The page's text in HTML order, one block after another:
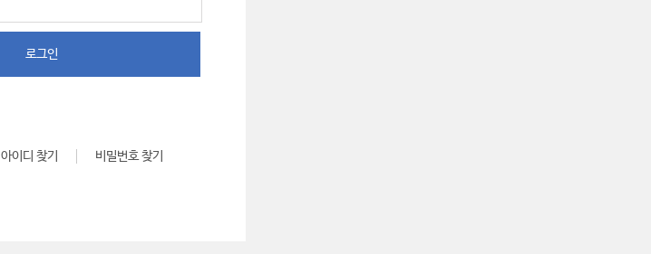
로그인
아이디 찾기 비밀번호 찾기